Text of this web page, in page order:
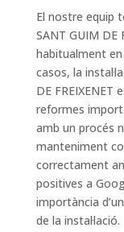
El nostre equip
SANT GUIM DE
habitualment
casos, la
DE
reformes
amb un procés
manteniment
correctament
positives a
importància
de la instal·lació.